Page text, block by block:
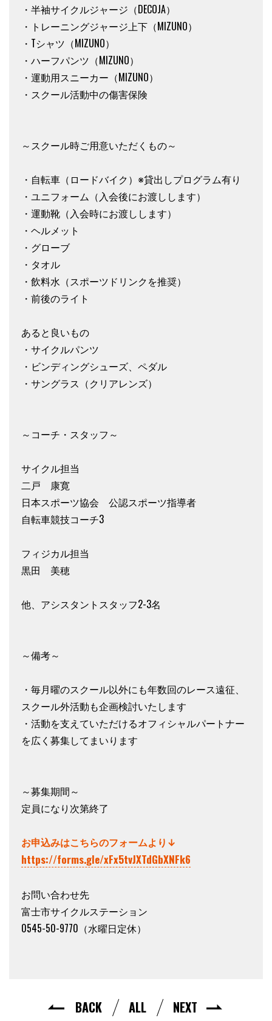
・半袖サイクルジャージ（DECOJA）
・トレーニングジャージ上下（MIZUNO）
・Tシャツ（MIZUNO）
・ハーフパンツ（MIZUNO）
・運動用スニーカー（MIZUNO）
・スクール活動中の傷害保険
～スクール時ご用意いただくもの～
・自転車（ロードバイク）※貸出しプログラム有り
・ユニフォーム（入会後にお渡しします）
・運動靴（入会時にお渡しします）
・ヘルメット
・グローブ
・タオル
・飲料水（スポーツドリンクを推奨）
・前後のライト
あると良いもの
・サイクルパンツ
・ビンディングシューズ、ペダル
・サングラス（クリアレンズ）
～コーチ・スタッフ～
サイクル担当
二戸 康寛
日本スポーツ協会 公認スポーツ指導者
自転車競技コーチ3
フィジカル担当
黒田 美穂
他、アシスタントスタッフ2-3名
～備考～
・毎月曜のスクール以外にも年数回のレース遠征、
スクール外活動も企画検討いたします
・活動を支えていただけるオフィシャルパートナー
を広く募集してまいります
～募集期間～
定員になり次第終了
お申込みはこちらのフォームより↓
https://forms.gle/xFx5tvJXTdGbXNFk6
お問い合わせ先
富士市サイクルステーション
0545-50-9770（水曜日定休）
BACK ALL NEXT